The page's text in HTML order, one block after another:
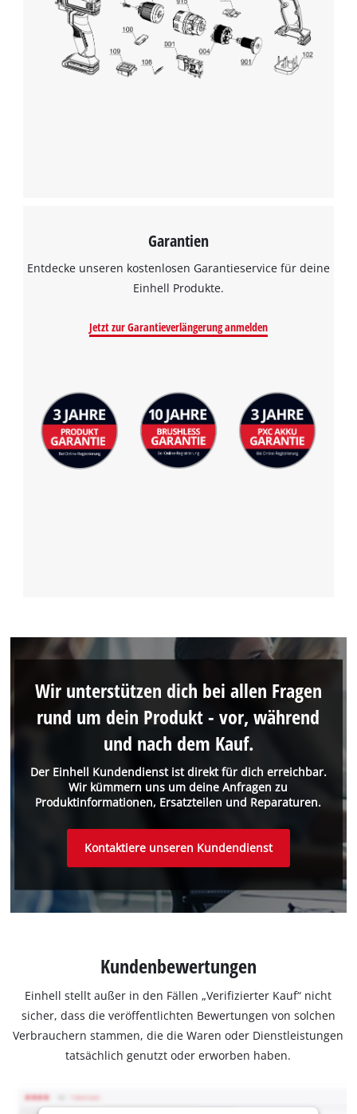
Garantien
Entdecke unseren kostenlosen Garantieservice für deine
Einhell Produkte.
Jetzt zur Garantieverlängerung anmelden
Der Einhell Kundendienst ist direkt für dich erreichbar.
Wir kümmern uns um deine Anfragen zu
Produktinformationen, Ersatzteilen und Reparaturen.
Wir unterstützen dich bei allen Fragen
rund um dein Produkt - vor, während
und nach dem Kauf.
Kontaktiere unseren Kundendienst
Kundenbewertungen
Einhell stellt außer in den Fällen „Verifizierter Kauf“ nicht
sicher, dass die veröffentlichten Bewertungen von solchen
Verbrauchern stammen, die die Waren oder Dienstleistungen
tatsächlich genutzt oder erworben haben.